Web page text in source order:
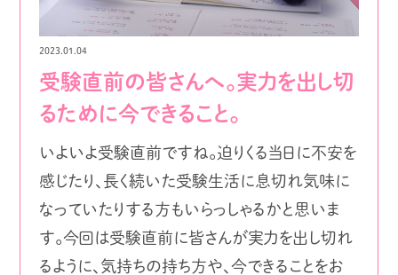
2023.01.04
受験直前の皆さんへ。実力を出し切
るために今できること。
いよいよ受験直前ですね。迫りくる当日に不安を
感じたり、長く続いた受験生活に息切れ気味に
なっていたりする方もいらっしゃるかと思いま
す。今回は受験直前に皆さんが実力を出し切れ
るように、気持ちの持ち方や、今できることをお